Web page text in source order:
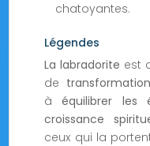
chatoyantes.
Légendes
La labradorite est
de transformation
àéquilibrer les
croissance
ceux qui la